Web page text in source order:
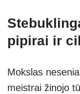
pipirai ir
Mokslas
meistrai žinojo